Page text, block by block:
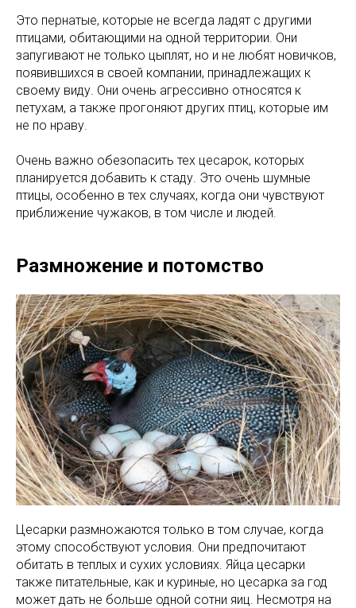
Это пернатые, которые не всегда ладят с другими
птицами, обитающими на одной территории. Они
запугивают не только цыплят, но и не любят новичков,
появившихся в своей компании, принадлежащих к
своему виду. Они очень агрессивно относятся к
петухам, а также прогоняют других птиц, которые им
не по нраву.
Очень важно обезопасить тех цесарок, которых
планируется добавить к стаду. Это очень шумные
птицы, особенно в тех случаях, когда они чувствуют
приближение чужаков, в том числе и людей.
Размножение и потомство
Цесарки размножаются только в том случае, когда
этому способствуют условия. Они предпочитают
обитать в теплых и сухих условиях. Яйца цесарки
также питательные, как и куриные, но цесарка за год
может дать не больше одной сотни яиц. Несмотря на